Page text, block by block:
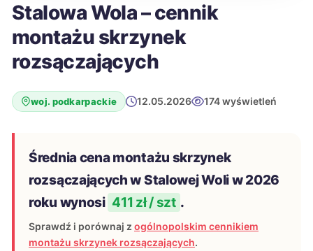
Stalowa Wola – cennik
montażu skrzynek
rozsączających
woj. podkarpackie 12.05.2026 174 wyświetleń
Średnia cena montażu skrzynek
rozsączających w Stalowej Woli w 2026
roku wynosi 411 zł / szt .
Sprawdź i porównaj z ogólnopolskim cennikiem
montażu skrzynek rozsączających.